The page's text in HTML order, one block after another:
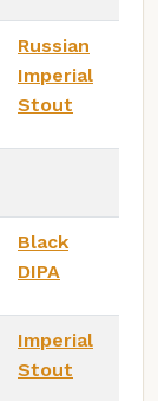
Russian
Imperial
Stout
Black
DIPA
Imperial
Stout